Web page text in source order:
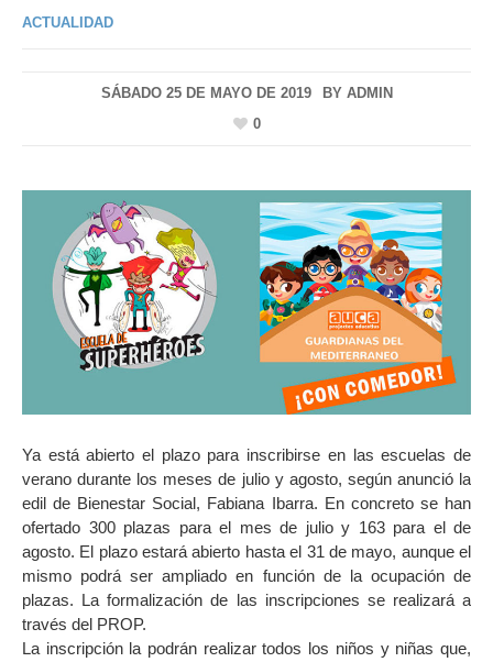
ACTUALIDAD
SÁBADO 25 DE MAYO DE 2019 BY ADMIN
0
Ya está abierto el plazo para inscribirse en las escuelas de
verano durante los meses de julio y agosto, según anunció la
edil de Bienestar Social, Fabiana Ibarra. En concreto se han
ofertado 300 plazas para el mes de julio y 163 para el de
agosto. El plazo estará abierto hasta el 31 de mayo, aunque el
mismo podrá ser ampliado en función de la ocupación de
plazas. La formalización de las inscripciones se realizará a
través del PROP.
La inscripción la podrán realizar todos los niños y niñas que,